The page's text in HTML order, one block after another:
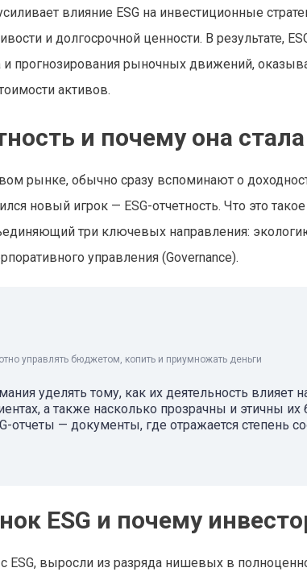
влияние ESG на инвестиционные
и долгосрочной ценности. В результате,
прогнозирования рыночных движений,
активов.
и почему она
рынке, обычно сразу вспоминают о
новый игрок — ESG-отчетность. Что это
три ключевых направления:
управления (Governance).
управлять бюджетом, копить и приумножать деньги
уделять тому, как их деятельность
а также насколько прозрачны и этичны их
— документы, где отражается степень
ESG и почему
ESG, выросли из разряда нишевых в